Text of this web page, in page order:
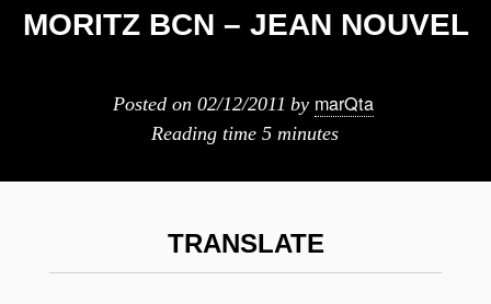
MORITZ BCN – JEAN NOUVEL
Posted on 02/12/2011 by marQta
Reading time 5 minutes
TRANSLATE